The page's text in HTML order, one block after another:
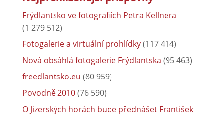
Frýdlantsko ve fotografiích Petra Kellnera
(1 279 512)
Fotogalerie a virtuální prohlídky(117 414)
Nová obsáhlá fotogalerie Frýdlantska (95 463)
freedlantsko.eu (80 959)
Povodně 2010(76 590)
O Jizerských horách bude přednášet František